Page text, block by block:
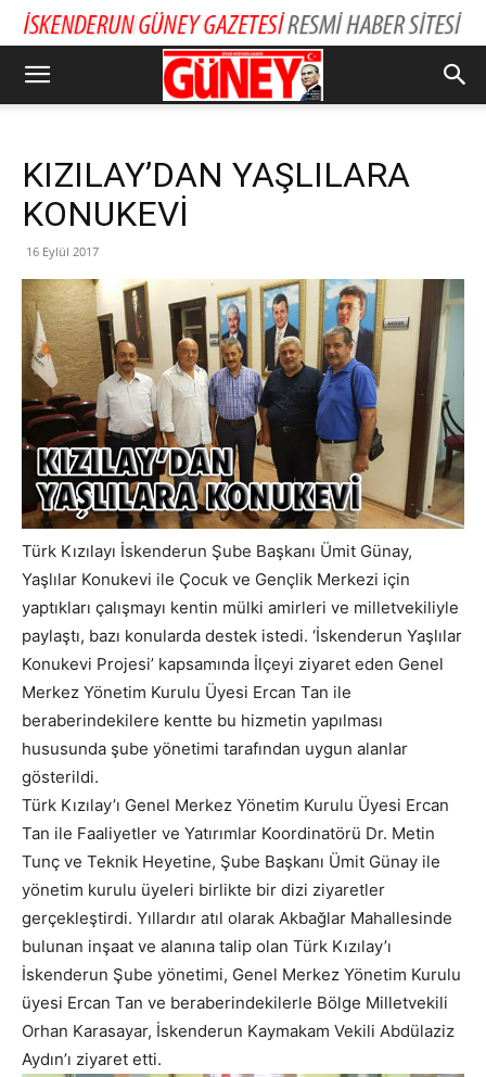
KIZILAY’DAN YAŞLILARA
KONUKEVİ
16 Eylül 2017
Türk Kızılayı İskenderun Şube Başkanı Ümit Günay,
Yaşlılar Konukevi ile Çocuk ve Gençlik Merkezi için
yaptıkları çalışmayı kentin mülki amirleri ve milletvekiliyle
paylaştı, bazı konularda destek istedi. ‘İskenderun Yaşlılar
Konukevi Projesi’ kapsamında İlçeyi ziyaret eden Genel
Merkez Yönetim Kurulu Üyesi Ercan Tan ile
beraberindekilere kentte bu hizmetin yapılması
hususunda şube yönetimi tarafından uygun alanlar
gösterildi.
Türk Kızılay’ı Genel Merkez Yönetim Kurulu Üyesi Ercan
Tan ile Faaliyetler ve Yatırımlar Koordinatörü Dr. Metin
Tunç ve Teknik Heyetine, Şube Başkanı Ümit Günay ile
yönetim kurulu üyeleri birlikte bir dizi ziyaretler
gerçekleştirdi. Yıllardır atıl olarak Akbağlar Mahallesinde
bulunan inşaat ve alanına talip olan Türk Kızılay’ı
İskenderun Şube yönetimi, Genel Merkez Yönetim Kurulu
üyesi Ercan Tan ve beraberindekilerle Bölge Milletvekili
Orhan Karasayar, İskenderun Kaymakam Vekili Abdülaziz
Aydın’ı ziyaret etti.